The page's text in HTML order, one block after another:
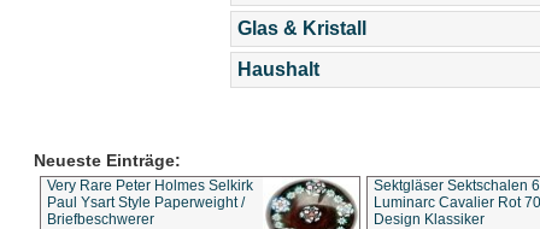
Glas & Kristall
Haushalt
Neueste Einträge:
Very Rare Peter Holmes Selkirk
Paul Ysart Style Paperweight /
Briefbeschwerer
Sektgläser Sektschalen
Luminarc Cavalier Rot
Design Klassiker